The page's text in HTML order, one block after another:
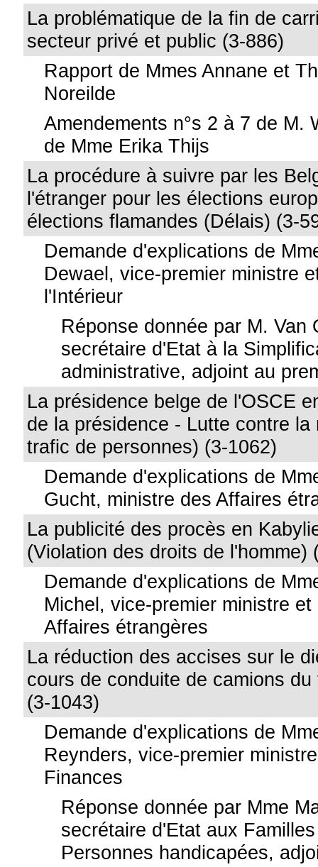
La problématique de la fin de
secteur privé et public (3-886)
Rapport de Mmes Annane et
Noreilde
Amendements n°s 2 à 7 de M.
de Mme Erika Thijs
La procédure à suivre par les
l'étranger pour les élections
élections flamandes (Délais) (3-
Demande d'explications de
Dewael, vice-premier ministre
l'Intérieur
Réponse donnée par M. Van
secrétaire d'Etat à la
administrative, adjoint au
La présidence belge de l'OSCE
de la présidence - Lutte contre la
trafic de personnes) (3-1062)
Demande d'explications de
Gucht, ministre des Affaires
La publicité des procès en
(Violation des droits de l'homme)
Demande d'explications de
Michel, vice-premier ministre
Affaires étrangères
La réduction des accises sur le
cours de conduite de camions
(3-1043)
Demande d'explications de
Reynders, vice-premier
Finances
Réponse donnée par Mme
secrétaire d'Etat aux
Personnes handicapées,